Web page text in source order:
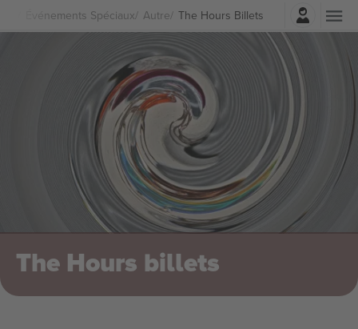
Événements Spéciaux Autre The Hours Billets
Connexion
The Hours billets